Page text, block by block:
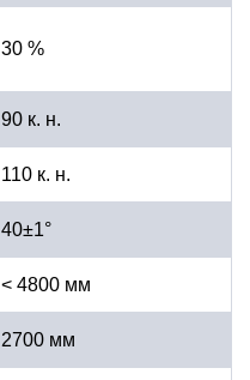
30 %
90 к. н.
110 к. н.
40±1°
< 4800 мм
2700 мм